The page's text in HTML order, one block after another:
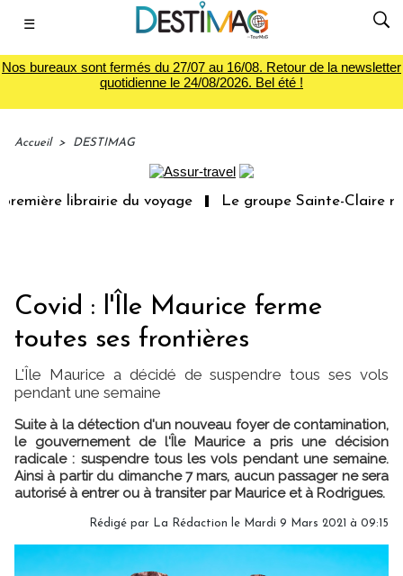
☰
Nos bureaux sont fermés du 27/07 au 16/08. Retour de la newsletter
quotidienne le 24/08/2026. Bel été !
Accueil > DESTIMAG
librairie du voyage Le groupe Sainte-Claire
Covid : l'Île Maurice ferme
toutes ses frontières
L'Île Maurice a décidé de suspendre tous ses vols
pendant une semaine
Suite à la détection d'un nouveau foyer de contamination,
le gouvernement de l'Île Maurice a pris une décision
radicale : suspendre tous les vols pendant une semaine.
Ainsi à partir du dimanche 7 mars, aucun passager ne sera
autorisé à entrer ou à transiter par Maurice et à Rodrigues.
Rédigé par La Rédaction le Mardi 9 Mars 2021 à 09:15